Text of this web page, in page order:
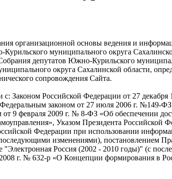
организационной основы ведения и
муниципального округа
депутатов Южно-Курильского
округа Сахалинской области,
сопровождения Сайта.
с: Законом Российской Федерации от 27
законом от 27 июля 2006 г. №149-
9 февраля 2009 г. № 8-ФЗ «Об обеспечении
Указом Президента
Федерации при использовании
изменениями), постановлением
Россия (2002 - 2010 годы)" (с
г. № 632-р «О Концепции формирования в